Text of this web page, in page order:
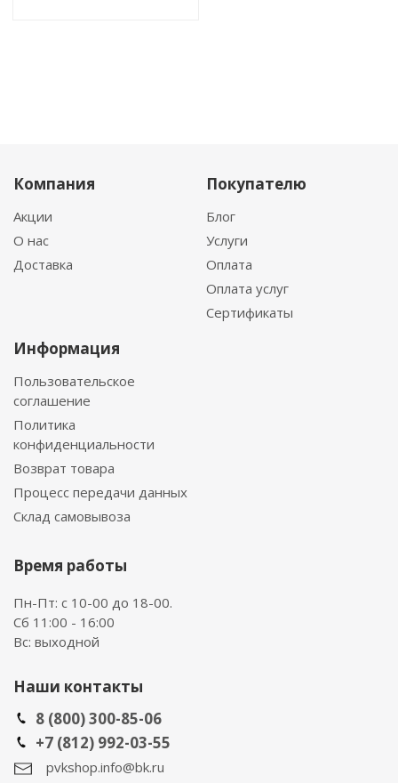
Компания
Акции
О нас
Доставка
Покупателю
Блог
Услуги
Оплата
Оплата услуг
Сертификаты
Информация
Пользовательское
соглашение
Политика
конфиденциальности
Возврат товара
Процесс передачи данных
Склад самовывоза
Время работы
Пн-Пт: с 10-00 до 18-00.
Сб 11:00 - 16:00
Вс: выходной
Наши контакты
8 (800) 300-85-06
+7 (812) 992-03-55
pvkshop.info@bk.ru